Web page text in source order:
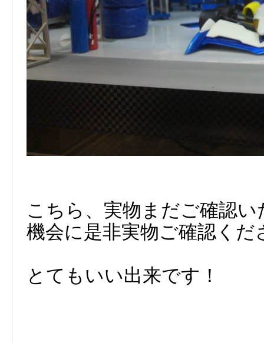
こちら、実物まだご確認
機会に是非実物ご確認くだ
とてもいい出来です！